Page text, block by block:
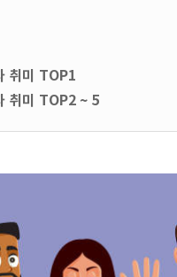
취미 TOP1
취미 TOP2 ~ 5